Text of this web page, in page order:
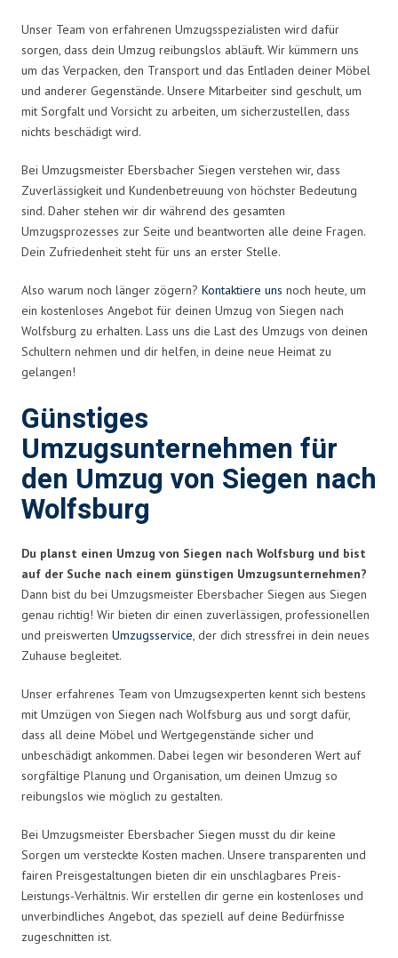
Unser Team von erfahrenen Umzugsspezialisten wird dafür
sorgen, dass dein Umzug reibungslos abläuft. Wir kümmern uns
um das Verpacken, den Transport und das Entladen deiner Möbel
und anderer Gegenstände. Unsere Mitarbeiter sind geschult, um
mit Sorgfalt und Vorsicht zu arbeiten, um sicherzustellen, dass
nichts beschädigt wird.
Bei Umzugsmeister Ebersbacher Siegen verstehen wir, dass
Zuverlässigkeit und Kundenbetreuung von höchster Bedeutung
sind. Daher stehen wir dir während des gesamten
Umzugsprozesses zur Seite und beantworten alle deine Fragen.
Dein Zufriedenheit steht für uns an erster Stelle.
Also warum noch länger zögern? Kontaktiere uns noch heute, um
ein kostenloses Angebot für deinen Umzug von Siegen nach
Wolfsburg zu erhalten. Lass uns die Last des Umzugs von deinen
Schultern nehmen und dir helfen, in deine neue Heimat zu
gelangen!
Günstiges
Umzugsunternehmen für
den Umzug von Siegen nach
Wolfsburg
Du planst einen Umzug von Siegen nach Wolfsburg und bist
auf der Suche nach einem günstigen Umzugsunternehmen?
Dann bist du bei Umzugsmeister Ebersbacher Siegen aus Siegen
genau richtig! Wir bieten dir einen zuverlässigen, professionellen
und preiswerten Umzugsservice, der dich stressfrei in dein neues
Zuhause begleitet.
Unser erfahrenes Team von Umzugsexperten kennt sich bestens
mit Umzügen von Siegen nach Wolfsburg aus und sorgt dafür,
dass all deine Möbel und Wertgegenstände sicher und
unbeschädigt ankommen. Dabei legen wir besonderen Wert auf
sorgfältige Planung und Organisation, um deinen Umzug so
reibungslos wie möglich zu gestalten.
Bei Umzugsmeister Ebersbacher Siegen musst du dir keine
Sorgen um versteckte Kosten machen. Unsere transparenten und
fairen Preisgestaltungen bieten dir ein unschlagbares Preis-
Leistungs-Verhältnis. Wir erstellen dir gerne ein kostenloses und
unverbindliches Angebot, das speziell auf deine Bedürfnisse
zugeschnitten ist.